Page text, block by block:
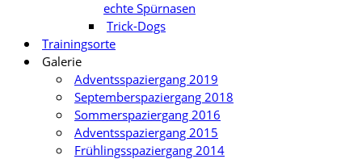
echte Spürnasen
Trick-Dogs
Trainingsorte
Galerie
Adventsspaziergang 2019
Septemberspaziergang 2018
Sommerspaziergang 2016
Adventsspaziergang 2015
Frühlingsspaziergang 2014